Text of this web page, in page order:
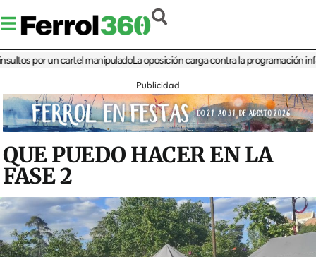
por un cartel manipuladoLa oposición carga contra la programación infantil
Publicidad
QUE PUEDO HACER EN LA
FASE 2